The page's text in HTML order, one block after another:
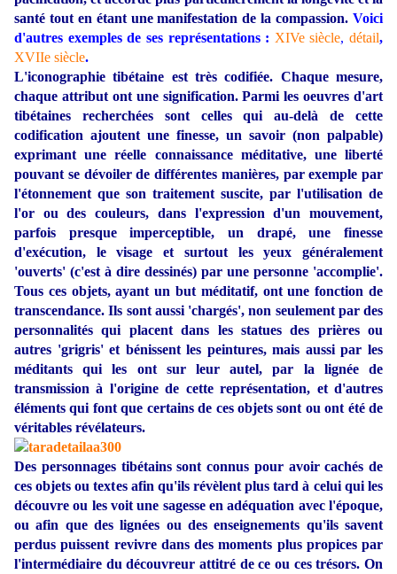
santé tout en étant une manifestation de la compassion. Voici
d'autres exemples de ses représentations : XIVe siècle, détail,
XVIIe siècle.
L'iconographie tibétaine est très codifiée. Chaque mesure,
chaque attribut ont une signification. Parmi les oeuvres d'art
tibétaines recherchées sont celles qui au-delà de cette
codification ajoutent une finesse, un savoir (non palpable)
exprimant une réelle connaissance méditative, une liberté
pouvant se dévoiler de différentes manières, par exemple par
l'étonnement que son traitement suscite, par l'utilisation de
l'or ou des couleurs, dans l'expression d'un mouvement,
parfois presque imperceptible, un drapé, une finesse
d'exécution, le visage et surtout les yeux généralement
'ouverts' (c'est à dire dessinés) par une personne 'accomplie'.
Tous ces objets, ayant un but méditatif, ont une fonction de
transcendance. Ils sont aussi 'chargés', non seulement par des
personnalités qui placent dans les statues des prières ou
autres 'grigris' et bénissent les peintures, mais aussi par les
méditants qui les ont sur leur autel, par la lignée de
transmission à l'origine de cette représentation, et d'autres
éléments qui font que certains de ces objets sont ou ont été de
véritables révélateurs.
Des personnages tibétains sont connus pour avoir cachés de
ces objets ou textes afin qu'ils révèlent plus tard à celui qui les
découvre ou les voit une sagesse en adéquation avec l'époque,
ou afin que des lignées ou des enseignements qu'ils savent
perdus puissent revivre dans des moments plus propices par
l'intermédiaire du découvreur attitré de ce ou ces trésors. On